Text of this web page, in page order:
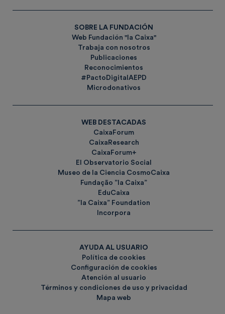
SOBRE LA FUNDACIÓN
Web Fundación "la Caixa"
Trabaja con nosotros
Publicaciones
Reconocimientos
#PactoDigitalAEPD
Microdonativos
WEB DESTACADAS
CaixaForum
CaixaResearch
CaixaForum+
El Observatorio Social
Museo de la Ciencia CosmoCaixa
Fundação ”la Caixa”
EduCaixa
”la Caixa” Foundation
Incorpora
AYUDA AL USUARIO
Política de cookies
Configuración de cookies
Atención al usuario
Términos y condiciones de uso y privacidad
Mapa web